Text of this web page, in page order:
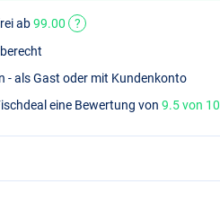
ab99.00
?
- als Gast oder mit Kundenkonto
eine Bewertung von9.5 von 10